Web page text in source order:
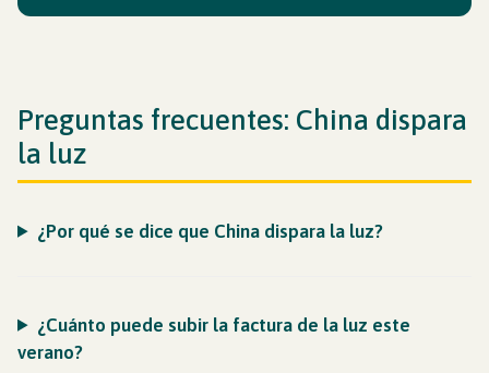
Preguntas frecuentes: China dispara
la luz
¿Por qué se dice que China dispara la luz?
¿Cuánto puede subir la factura de la luz este
verano?